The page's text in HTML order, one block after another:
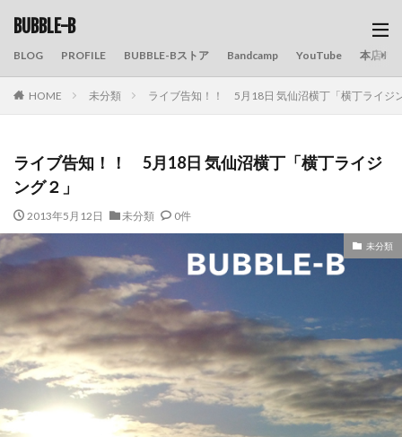
BUBBLE-B
BLOG PROFILE BUBBLE-Bストア Bandcamp YouTube 本店の旅
HOME 未分類 ライブ告知！！ 5月18日 気仙沼横丁「横丁ライジ
ライブ告知！！ 5月18日 気仙沼横丁「横丁ライジ
ング２」
2013年5月12日 未分類 0件
未分類